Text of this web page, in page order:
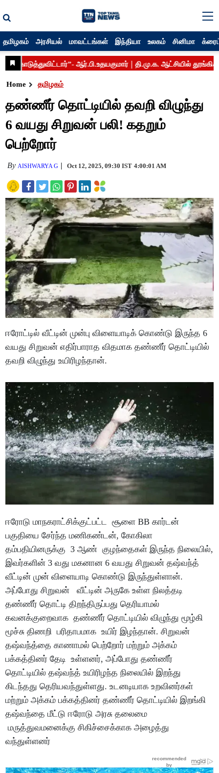
தமிழகம் அரசியல் மாவட்டங்கள் இந்தியா உலகம் சினிமா
Home தமிழகம்
தண்ணீர் தொட்டியில் தவறி விழுந்து
6 வயது சிறுவன் பலி! கதறும்
பெற்றோர்
By AISHWARYA G Oct 12, 2025, 09:30 IST 4:00:01 AM
ஈரோட்டில் வீட்டின் முன்பு விளையாடிக் கொண்டு இருந்த 6
வயது சிறுவன் எதிர்பாராத விதமாக தண்ணீர் தொட்டியில்
தவறி விழுந்து உயிரிழந்தான்.
ஈரோடு மாநகராட்சிக்குட்பட்ட சூளை BB கார்டன்
பகுதியை சேர்ந்த மணிகண்டன், கோகிலா
தம்பதியினருக்கு 3 ஆண் குழந்தைகள் இருந்த நிலையில்,
இவர்களின் 3 வது மகனான 6 வயது சிறுவன் தஷ்வந்த்
வீட்டின் முன் விளையாடி கொண்டு இருந்துள்ளான்.
அப்போது சிறுவன் வீட்டின் அருகே உள்ள நிலத்தடி
தண்ணீர் தொட்டி திறந்திருப்பது தெரியாமல்
கவனக்குறைவாக தண்ணீர் தொட்டியில் விழுந்து மூழ்கி
மூச்சு திணறி பரிதாபமாக உயிர் இழந்தான். சிறுவன்
தஷ்வந்த்தை காணாமல் பெற்றோர் மற்றும் அக்கம்
பக்கத்தினர் தேடி உள்ளனர், அப்போது தண்ணீர்
தொட்டியில் தஷ்வந்த் உயிரிழந்த நிலையில் இறந்து
கிடந்தது தெரியவந்துள்ளது. உடனடியாக உறவினர்கள்
மற்றும் அக்கம் பக்கத்தினர் தண்ணீர் தொட்டியில் இறங்கி
தஷ்வந்தை மீட்டு ஈரோடு அரசு தலைமை
மருத்துவமனைக்கு சிகிச்சைக்காக அழைத்து
வந்துள்ளனர்